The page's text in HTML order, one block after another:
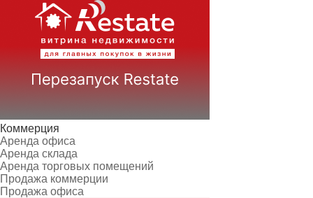
Коммерция
Аренда офиса
Аренда склада
Аренда торговых помещений
Продажа коммерции
Продажа офиса